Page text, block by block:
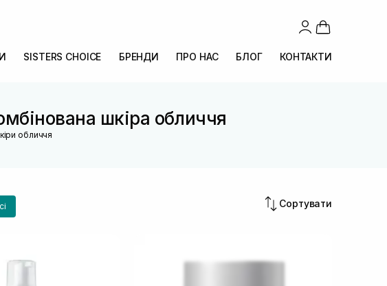
SISTERS CHOICE БРЕНДИ ПРО НАС БЛОГ КОНТАКТИ
шкіра обличчя
обличчя
Сортувати